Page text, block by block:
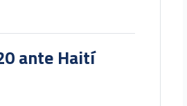
ante Haití